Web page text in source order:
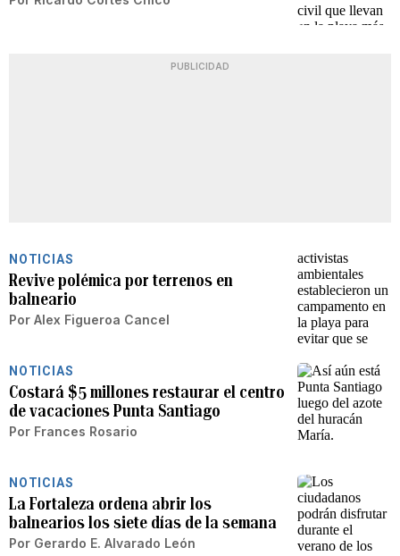
PUBLICIDAD
NOTICIAS
Revive polémica por terrenos en
balneario
Por Alex Figueroa Cancel
NOTICIAS
Costará $5 millones restaurar el centro
de vacaciones Punta Santiago
Por Frances Rosario
NOTICIAS
La Fortaleza ordena abrir los
balnearios los siete días de la semana
Por Gerardo E. Alvarado León